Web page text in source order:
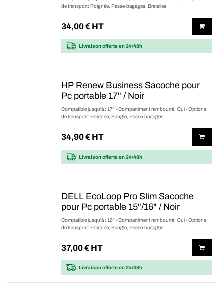
de transport: Poignée, Passe-bagages, Bretelles
34,00€ HT
Livraison offerteen 24/48h
HP Renew Business Sacoche pour
Pc portable 17" / Noir
Compatible jusqu'à : 17" - Compartiment rembourré: Oui - Options
de transport: Poignée, Sangle, Passe-bagages
34,90€ HT
Livraison offerteen 24/48h
DELL EcoLoop Pro Slim Sacoche
pour Pc portable 15"/16" / Noir
Compatible jusqu'à : 16" - Compartiment rembourré: Oui - Options
de transport: Poignée, Sangle, Passe-bagages
37,00€ HT
Livraison offerteen 24/48h